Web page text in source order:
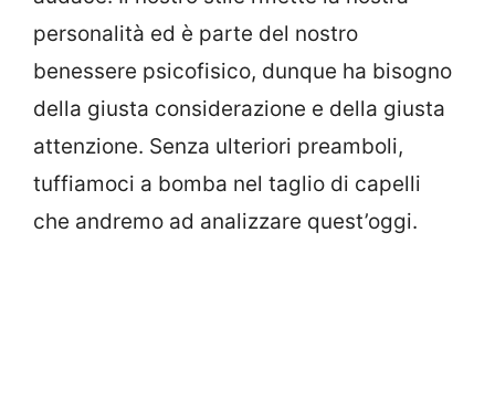
personalità ed è parte del nostro
benessere psicofisico, dunque ha bisogno
della giusta considerazione e della giusta
attenzione. Senza ulteriori preamboli,
tuffiamoci a bomba nel taglio di capelli
che andremo ad analizzare quest’oggi.